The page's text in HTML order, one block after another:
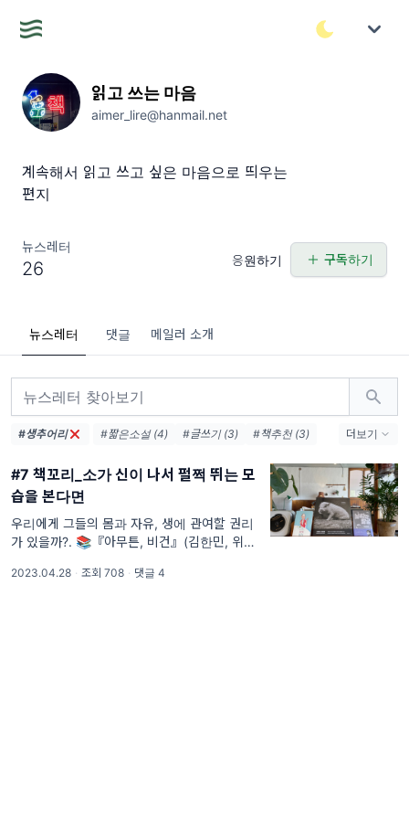
읽고 쓰는 마음
aimer_lire@hanmail.net
계속해서 읽고 쓰고 싶은 마음으로 띄우는
편지
뉴스레터
26 응원하기 구독하기
뉴스레터 댓글 메일러 소개
#생추어리 #짧은소설 (4) #글쓰기 (3)
#책추천 (3)
더보기
#7 책꼬리_소가 신이 나서 펄쩍 뛰는 모
습을 본다면
우리에게 그들의 몸과 자유, 생에 관여할 권리
가 있을까?. 📚『아무튼, 비건』(김한민, 위고,
2023) 📚 『사로잡는 얼굴들』(이사 레슈코,
2023.04.28 · 조회 708 · 댓글 4